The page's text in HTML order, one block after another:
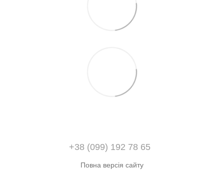
+38 (099) 192 78 65
Повна версія сайту